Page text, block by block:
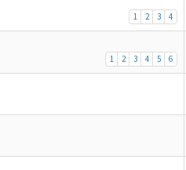
1 2 3 4
1 2 3 4 5 6